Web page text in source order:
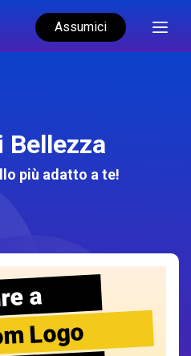
Assumici
Bellezza
più adatto a te!
a
Logo